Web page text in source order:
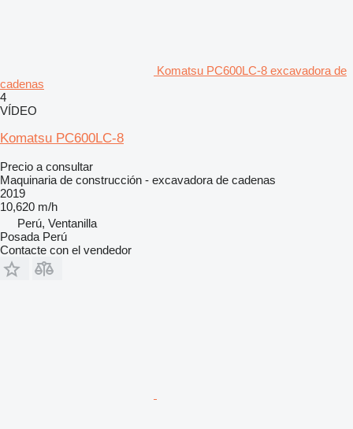
Komatsu PC600LC-8 excavadora de
cadenas
4
VÍDEO
Komatsu PC600LC-8
Precio a consultar
Maquinaria de construcción - excavadora de cadenas
2019
10,620 m/h
Perú, Ventanilla
Posada Perú
Contacte con el vendedor